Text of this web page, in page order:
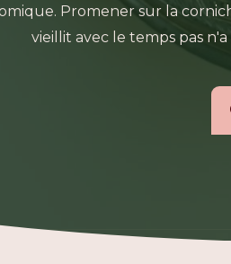
Promener sur la
vieillit avec le temps pas